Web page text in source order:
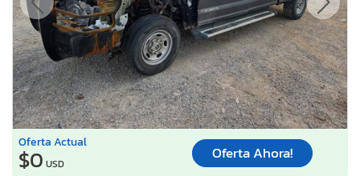
Oferta Actual
$0 USD
Oferta Ahora!